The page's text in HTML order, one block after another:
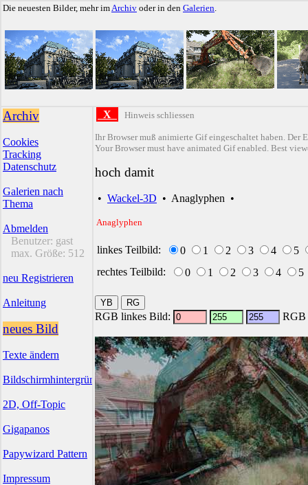
Die neuesten Bilder, mehr imArchiv oder in den Galerien.
Archiv
Cookies
Tracking
Datenschutz
Galerien nach
Thema
Abmelden
Benutzer: gast
max. Größe: 512
neu Registrieren
Anleitung
neues Bild
Texte ändern
Bildschirmhintergründe
2D, Off-Topic
Gigapanos
Papywizard Pattern
Impressum
X Hinweis schliessen
Ihr Browser muß animierte Gif eingeschaltet haben. Der
Your Browser must have animated Gif enabled. Best
hoch damit
• Wackel-3D • Anaglyphen •
Anaglyphen
linkes Teilbild: 0 1 2 3 4
5
rechtes Teilbild:
0 1 2 3 4 5
RGB linkes Bild: RGB